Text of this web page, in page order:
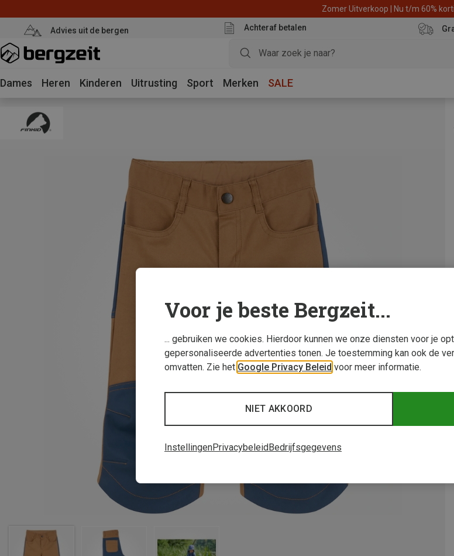
Zomer Uitverkoop | Nu t/m 60%
Advies uit de bergen Achteraf betalen
Dames Heren Kinderen Uitrusting Sport Merken SALE
Voor je beste Bergzeit...
... gebruiken we cookies. Hierdoor kunnen we onze diensten voor je
gepersonaliseerde advertenties tonen. Je toestemming kan ook de
omvatten. Zie het Google Privacy Beleid voor meer informatie.
NIET AKKOORD
InstellingenPrivacybeleid Bedrijfsgegevens